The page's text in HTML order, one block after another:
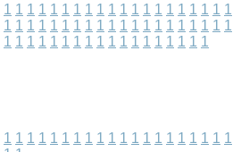
1 1 1 1 1 1 1 1 1 1 1 1 1 1 1 1 1 1 1 1
1 1 1 1 1 1 1 1 1 1 1 1 1 1 1 1 1 1 1 1
1 1 1 1 1 1 1 1 1 1 1 1 1 1 1 1 1 1
1 1 1 1 1 1 1 1 1 1 1 1 1 1 1 1 1 1 1 1